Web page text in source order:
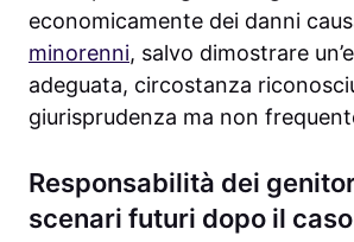
economicamente dei danni
minorenni, salvo dimostrare
adeguata, circostanza
giurisprudenza ma non
Responsabilità dei
scenari futuri dopo il